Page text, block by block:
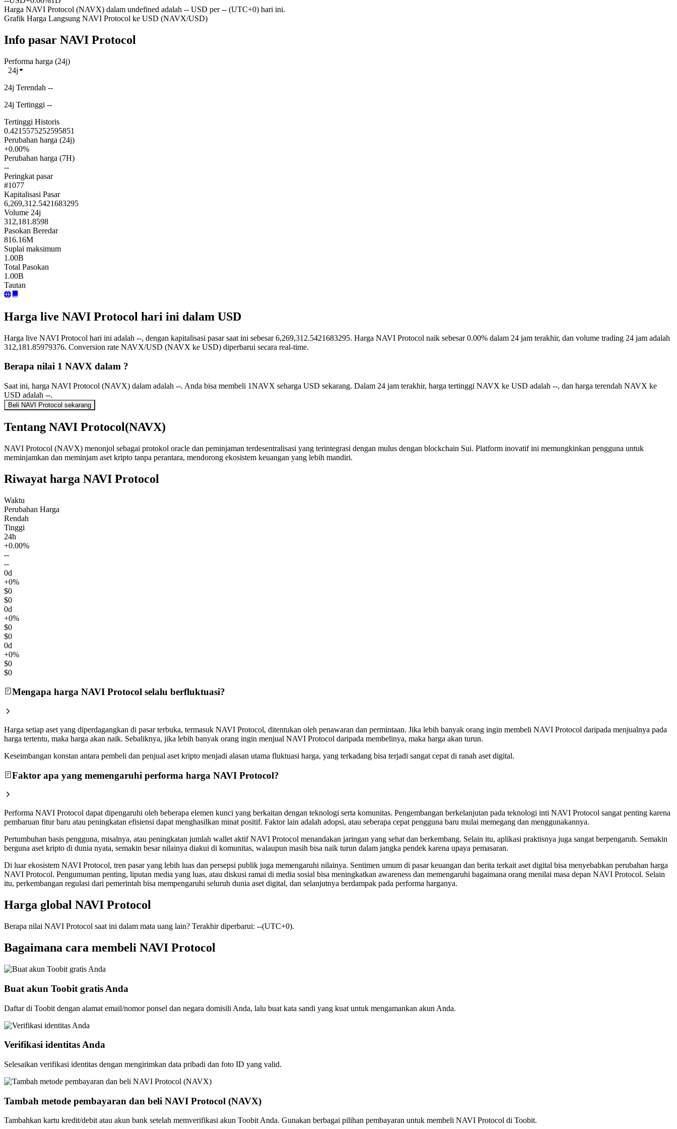
Harga NAVI Protocol (NAVX) dalam undefined adalah -- USD per -- (UTC+0) hari ini.
Grafik Harga Langsung NAVI Protocol ke USD (NAVX/USD)
Info pasar NAVI Protocol
Performa harga (24j)
24j
24j Terendah --
24j Tertinggi --
Tertinggi Historis
0.4215575252595851
Perubahan harga (24j)
+0.00%
Perubahan harga (7H)
--
Peringkat pasar
#1077
Kapitalisasi Pasar
6,269,312.5421683295
Volume 24j
312,181.8598
Pasokan Beredar
816.16M
Suplai maksimum
1.00B
Total Pasokan
1.00B
Tautan
Harga live NAVI Protocol hari ini dalam USD
Harga live NAVI Protocol hari ini adalah --, dengan kapitalisasi pasar saat ini sebesar 6,269,312.5421683295. Harga NAVI Protocol naik sebesar 0.00% dalam 24 jam terakhir, dan volume trading 24 jam adalah
312,181.85979376. Conversion rate NAVX/USD (NAVX ke USD) diperbarui secara real-time.
Berapa nilai 1 NAVX dalam ?
Saat ini, harga NAVI Protocol (NAVX) dalam adalah --. Anda bisa membeli 1NAVX seharga USD sekarang. Dalam 24 jam terakhir, harga tertinggi NAVX ke USD adalah --, dan harga terendah NAVX ke
USD adalah --.
Beli NAVI Protocol sekarang
Tentang NAVI Protocol(NAVX)
NAVI Protocol (NAVX) menonjol sebagai protokol oracle dan peminjaman terdesentralisasi yang terintegrasi dengan mulus dengan blockchain Sui. Platform inovatif ini memungkinkan pengguna untuk
meminjamkan dan meminjam aset kripto tanpa perantara, mendorong ekosistem keuangan yang lebih mandiri.
Riwayat harga NAVI Protocol
Waktu
Perubahan Harga
Rendah
Tinggi
24h
+0.00%
--
--
0d
+0%
$0
$0
0d
+0%
$0
$0
0d
+0%
$0
$0
Mengapa harga NAVI Protocol selalu berfluktuasi?
Harga setiap aset yang diperdagangkan di pasar terbuka, termasuk NAVI Protocol, ditentukan oleh penawaran dan permintaan. Jika lebih banyak orang ingin membeli NAVI Protocol daripada menjualnya pada
harga tertentu, maka harga akan naik. Sebaliknya, jika lebih banyak orang ingin menjual NAVI Protocol daripada membelinya, maka harga akan turun.
Keseimbangan konstan antara pembeli dan penjual aset kripto menjadi alasan utama fluktuasi harga, yang terkadang bisa terjadi sangat cepat di ranah aset digital.
Faktor apa yang memengaruhi performa harga NAVI Protocol?
Performa NAVI Protocol dapat dipengaruhi oleh beberapa elemen kunci yang berkaitan dengan teknologi serta komunitas. Pengembangan berkelanjutan pada teknologi inti NAVI Protocol sangat penting karena
pembaruan fitur baru atau peningkatan efisiensi dapat menghasilkan minat positif. Faktor lain adalah adopsi, atau seberapa cepat pengguna baru mulai memegang dan menggunakannya.
Pertumbuhan basis pengguna, misalnya, atau peningkatan jumlah wallet aktif NAVI Protocol menandakan jaringan yang sehat dan berkembang. Selain itu, aplikasi praktisnya juga sangat berpengaruh. Semakin
berguna aset kripto di dunia nyata, semakin besar nilainya diakui di komunitas, walaupun masih bisa naik turun dalam jangka pendek karena upaya pemasaran.
Di luar ekosistem NAVI Protocol, tren pasar yang lebih luas dan persepsi publik juga memengaruhi nilainya. Sentimen umum di pasar keuangan dan berita terkait aset digital bisa menyebabkan perubahan harga
NAVI Protocol. Pengumuman penting, liputan media yang luas, atau diskusi ramai di media sosial bisa meningkatkan awareness dan memengaruhi bagaimana orang menilai masa depan NAVI Protocol. Selain
itu, perkembangan regulasi dari pemerintah bisa mempengaruhi seluruh dunia aset digital, dan selanjutnya berdampak pada performa harganya.
Harga global NAVI Protocol
Berapa nilai NAVI Protocol saat ini dalam mata uang lain? Terakhir diperbarui: --(UTC+0).
Bagaimana cara membeli NAVI Protocol
Buat akun Toobit gratis Anda
Daftar di Toobit dengan alamat email/nomor ponsel dan negara domisili Anda, lalu buat kata sandi yang kuat untuk mengamankan akun Anda.
Verifikasi identitas Anda
Selesaikan verifikasi identitas dengan mengirimkan data pribadi dan foto ID yang valid.
Tambah metode pembayaran dan beli NAVI Protocol (NAVX)
Tambahkan kartu kredit/debit atau akun bank setelah memverifikasi akun Toobit Anda. Gunakan berbagai pilihan pembayaran untuk membeli NAVI Protocol di Toobit.